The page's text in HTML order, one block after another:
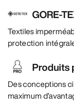
GORE-
Textiles
protection
Produits
Des conceptions
maximum